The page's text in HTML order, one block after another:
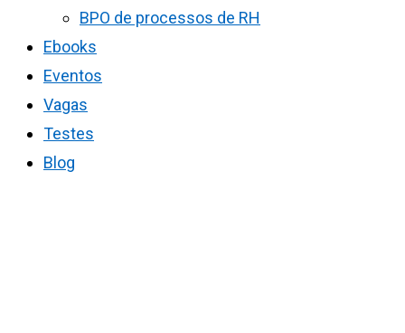
BPO de processos de RH
Ebooks
Eventos
Vagas
Testes
Blog